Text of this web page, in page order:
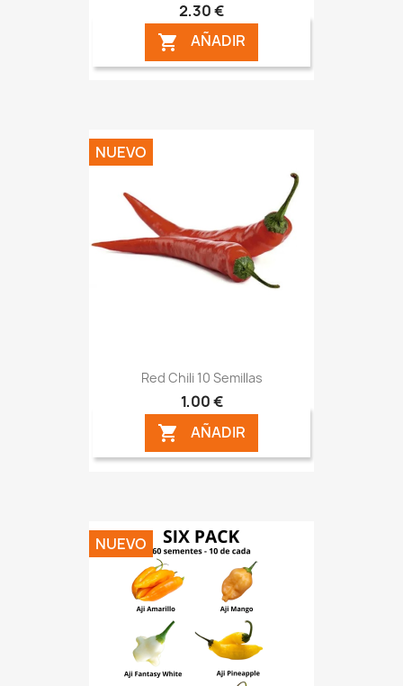
2,30 €
 AÑADIR
Red Chili 10 Semillas
1,00 €
 AÑADIR
NUEVO
NUEVO